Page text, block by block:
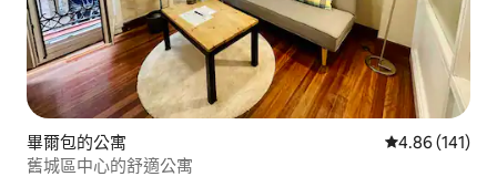
畢爾包的公寓 從 141 則評價
4.86 (141)
舊城區中心的舒適公寓